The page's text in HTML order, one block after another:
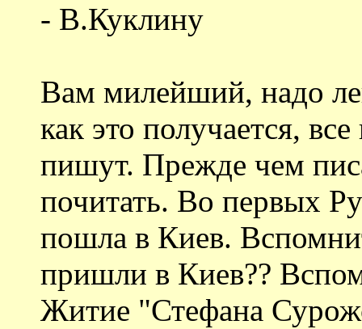
- В.Куклину
Вам милейший, надо
как это получается,
пишут. Прежде чем
почитать. Во первых
пошла в Киев.
пришли в Киев??
Житие "Стефана